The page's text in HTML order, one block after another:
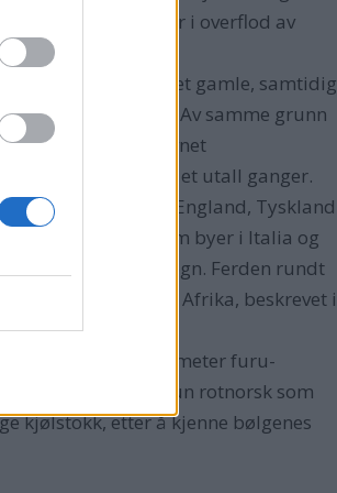
her er kvadratmeter i overflod av
Slik bevarer vi det gamle, samtidig
-Av samme grunn
og fikk tilnavnet
lagt under kjølen et utall ganger.
havnebyer i England, Tyskland
av klippfisk, slik som byer i Italia og
på 18 ½ døgn. Ferden rundt
mellom USA og Afrika, beskrevet i
ut av 400 kubikkmeter furu-
som få, står hun rotnorsk som
kjølstokk, etter å kjenne bølgenes